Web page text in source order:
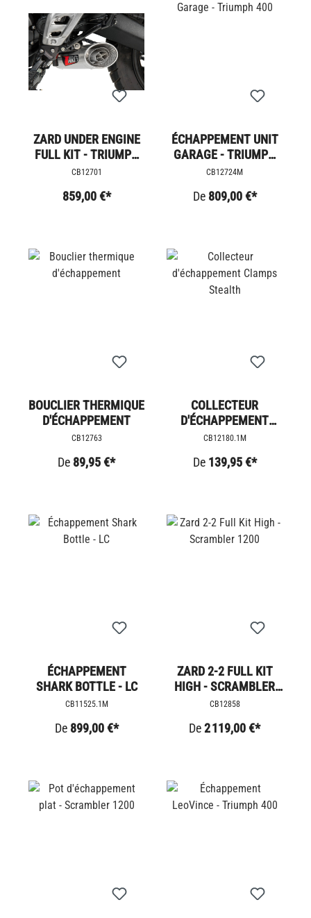
ZARD UNDER ENGINE
FULL KIT - TRIUMPH
400
CB12701
859,00 €*
ÉCHAPPEMENT UNIT
GARAGE - TRIUMPH
400
CB12724M
De 809,00 €*
BOUCLIER THERMIQUE
D'ÉCHAPPEMENT
CB12763
De 89,95 €*
COLLECTEUR
D'ÉCHAPPEMENT
CLAMPS STEALTH
CB12180.1M
De 139,95 €*
ÉCHAPPEMENT
SHARK BOTTLE - LC
CB11525.1M
De 899,00 €*
ZARD 2-2 FULL KIT
HIGH - SCRAMBLER
1200
CB12858
De2 119,00 €*